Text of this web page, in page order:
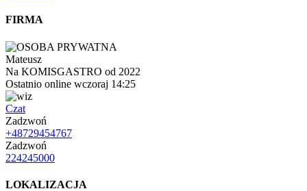
FIRMA
Mateusz
Na KOMISGASTRO od 2022
Ostatnio online wczoraj 14:25
Czat
Zadzwoń
+48729454767
Zadzwoń
224245000
LOKALIZACJA